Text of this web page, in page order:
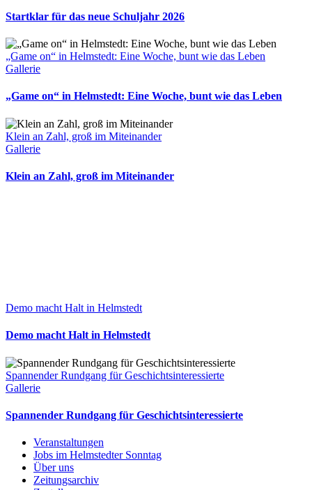
Startklar für das neue Schuljahr 2026
„Game on“ in Helmstedt: Eine Woche, bunt wie das Leben
Gallerie
„Game on“ in Helmstedt: Eine Woche, bunt wie das Leben
Klein an Zahl, groß im Miteinander
Gallerie
Klein an Zahl, groß im Miteinander
Demo macht Halt in Helmstedt
Demo macht Halt in Helmstedt
Spannender Rundgang für Geschichtsinteressierte
Gallerie
Spannender Rundgang für Geschichtsinteressierte
Veranstaltungen
Jobs im Helmstedter Sonntag
Über uns
Zeitungsarchiv